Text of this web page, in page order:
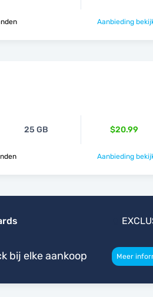
landen Aanbieding
25 GB $20.99
landen Aanbieding
bij elke aankoop Meer